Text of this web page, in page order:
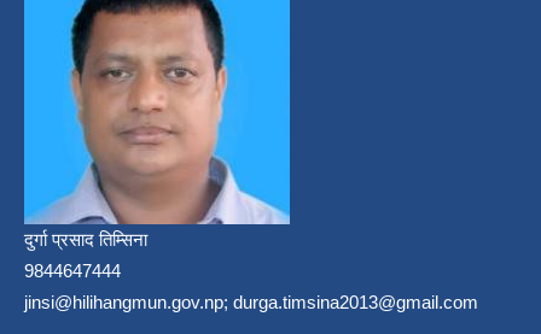
दुर्गा प्रसाद तिम्सिना
9844647444
jinsi@hilihangmun.gov.np; durga.timsina2013@gmail.com